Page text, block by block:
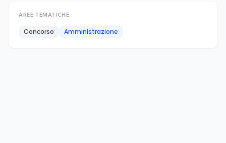
AREE TEMATICHE
Concorso Amministrazione